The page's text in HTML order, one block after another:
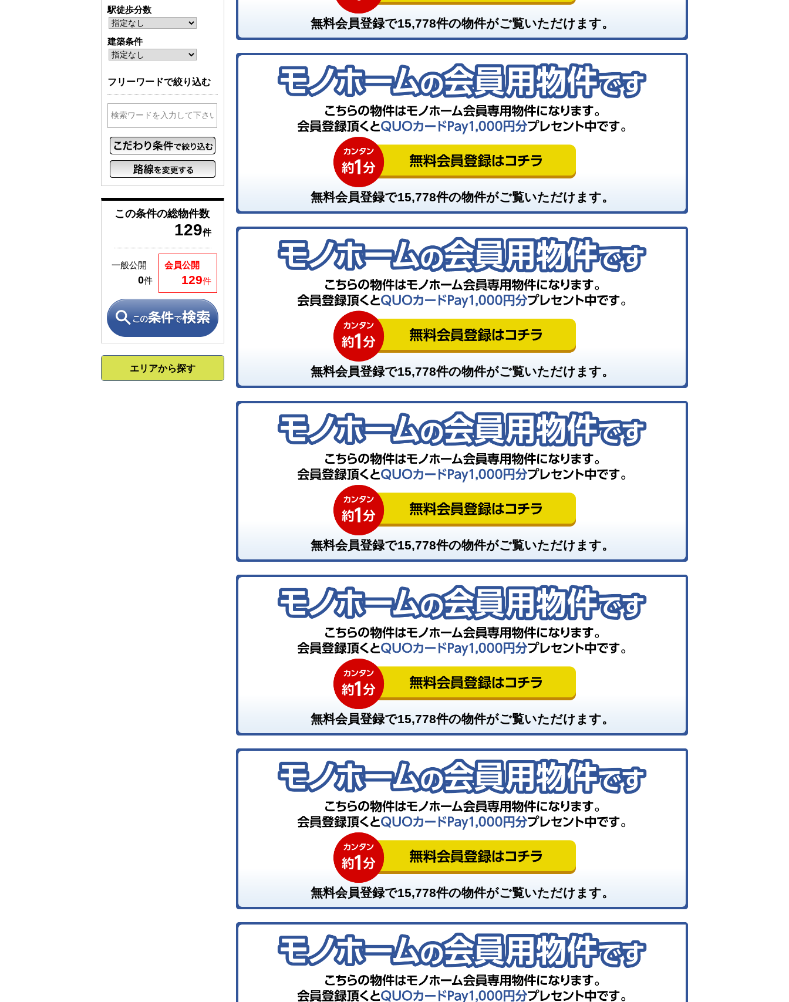
無料会員登録で15,778件の物件がご覧いただけます。
無料会員登録で15,778件の物件がご覧いただけます。
無料会員登録で15,778件の物件がご覧いただけます。
無料会員登録で15,778件の物件がご覧いただけます。
無料会員登録で15,778件の物件がご覧いただけます。
無料会員登録で15,778件の物件がご覧いただけます。
駅徒歩分数
建築条件
フリーワードで絞り込む
この条件の総物件数
129件
会員公開
129件
一般公開
0件
エリアから探す